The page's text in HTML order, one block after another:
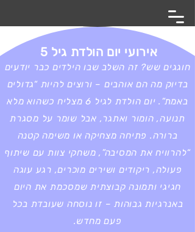
אירועי יום הולדת גיל 5
חוגגים שש? זה השלב שבו הילדים כבר יודעים
בדיוק מה הם אוהבים – ורוצים להיות “גדולים
באמת”. יום הולדת לגיל 6 מצליח כשהוא מלא
תנועה, הומור ואתגר, אבל שומר על מסגרת
ברורה. פתיחה מצחיקה או משימה קטנה
“להרוויח את המסיבה”, משחקי צוות עם שיתוף
פעולה, ריקודים ושירים מוכרים, רגע עוגה
חגיגי ותמונה קבוצתית שמסכמת את היום
באנרגיות גבוהות – זו נוסחה שעובדת בכל
פעם מחדש.